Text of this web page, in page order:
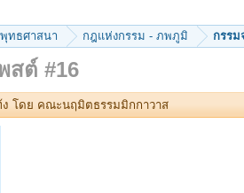
พุทธศาสนา กฎแห่งกรรม - ภพภูมิ กรรม
สต์ #16
ง โดย คณะนฤมิตธรรมมิกกาวาส